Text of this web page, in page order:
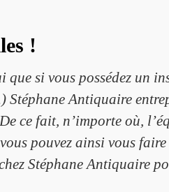
!
si vous possédez un
Antiquaire
ce fait, n’importe où,
pouvez ainsi vous
Stéphane Antiquaire